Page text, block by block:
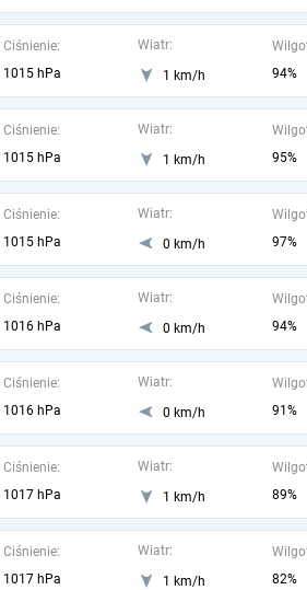
Ciśnienie:
1015 hPa
Wiatr:
1 km/h
94%
Ciśnienie:
1015 hPa
Wiatr:
1 km/h
95%
Ciśnienie:
1015 hPa
Wiatr:
0 km/h
97%
Ciśnienie:
1016 hPa
Wiatr:
0 km/h
94%
Ciśnienie:
1016 hPa
Wiatr:
0 km/h
91%
Ciśnienie:
1017 hPa
Wiatr:
1 km/h
89%
Ciśnienie:
1017 hPa
Wiatr:
1 km/h
82%